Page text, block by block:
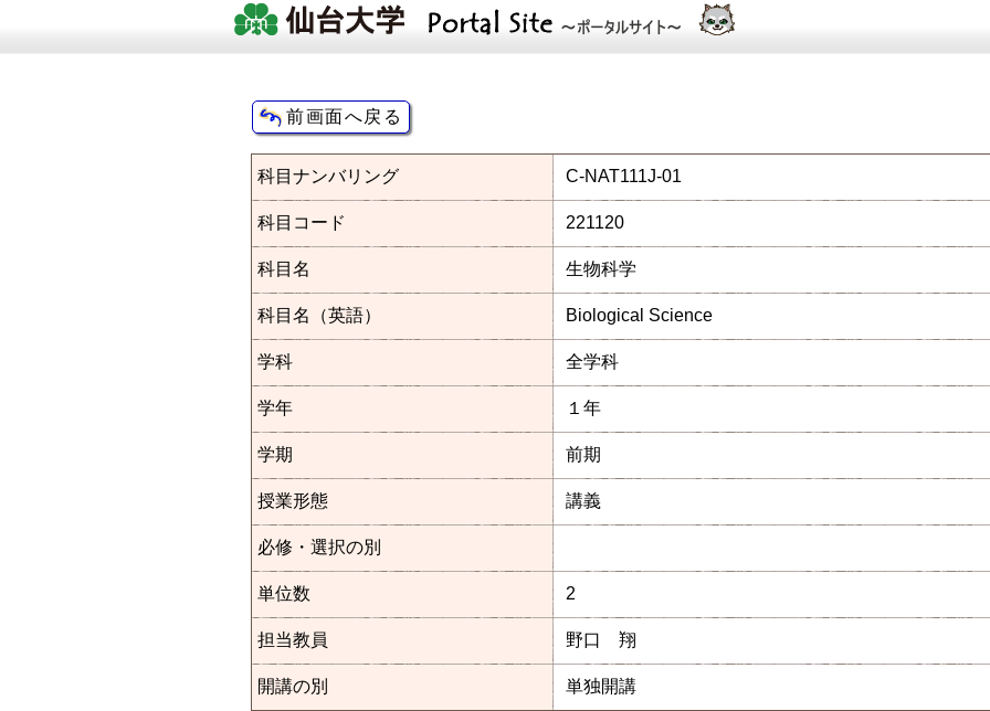
科目ナンバリング C-NAT111J-01
科目コード 221120
科目名 生物科学
科目名（英語） Biological Science
学科 全学科
学年 １年
学期 前期
授業形態 講義
必修・選択の別
単位数 2
担当教員 野口 翔
開講の別 単独開講